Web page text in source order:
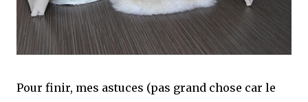
Pour finir, mes astuces (pas grand chose car le